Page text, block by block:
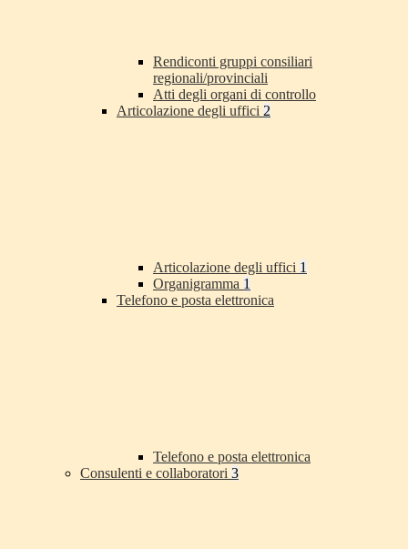
Rendiconti gruppi consiliari
regionali/provinciali
Atti degli organi di controllo
Articolazione degli uffici 2
Articolazione degli uffici 1
Organigramma 1
Telefono e posta elettronica
Telefono e posta elettronica
Consulenti e collaboratori 3